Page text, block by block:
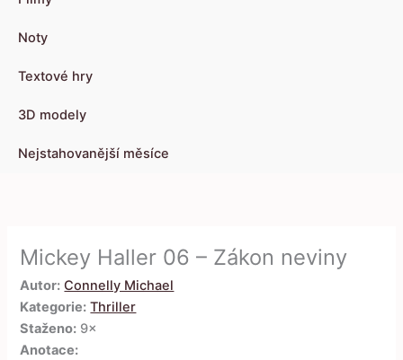
Noty
Textové hry
3D modely
Nejstahovanější měsíce
Mickey Haller 06 – Zákon neviny
Autor: Connelly Michael
Kategorie: Thriller
Staženo: 9×
Anotace: